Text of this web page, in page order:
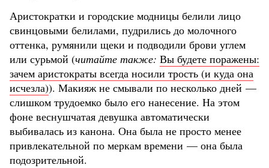
Аристократки и городские модницы белили лицо
свинцовыми белилами, пудрились до молочного
оттенка, румянили щеки и подводили брови углем
или сурьмой (читайте также: Вы будете поражены:
зачем аристократы всегда носили трость (и куда она
исчезла)). Макияж не смывали по несколько дней —
слишком трудоемко было его нанесение. На этом
фоне веснушчатая девушка автоматически
выбивалась из канона. Она была не просто менее
привлекательной по меркам времени — она была
подозрительной.